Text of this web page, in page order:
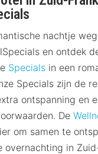
nachtje
en ontdek
Specials in een
Specials zijn de
ontspanning en
De
om samen te
overnachting in